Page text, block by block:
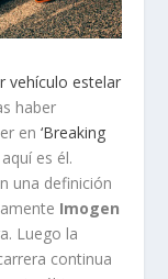
vehículo estelar
haber
en‘Breaking
es él.
una definición
Imogen
Luego la
continua